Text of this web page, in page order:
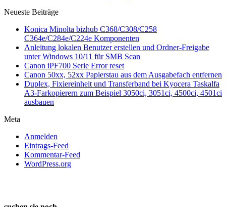
Neueste Beiträge
Konica Minolta bizhub C368/C308/C258
C364e/C284e/C224e Komponenten
Anleitung lokalen Benutzer erstellen und Ordner-Freigabe
unter Windows 10/11 für SMB Scan
Canon iPF700 Serie Error reset
Canon 50xx, 52xx Papierstau aus dem Ausgabefach entfernen
Duplex, Fixiereinheit und Transferband bei Kyocera Taskalfa
A3-Farkopierern zum Beispiel 3050ci, 3051ci, 4500ci, 4501ci
ausbauen
Meta
Anmelden
Eintrags-Feed
Kommentar-Feed
WordPress.org